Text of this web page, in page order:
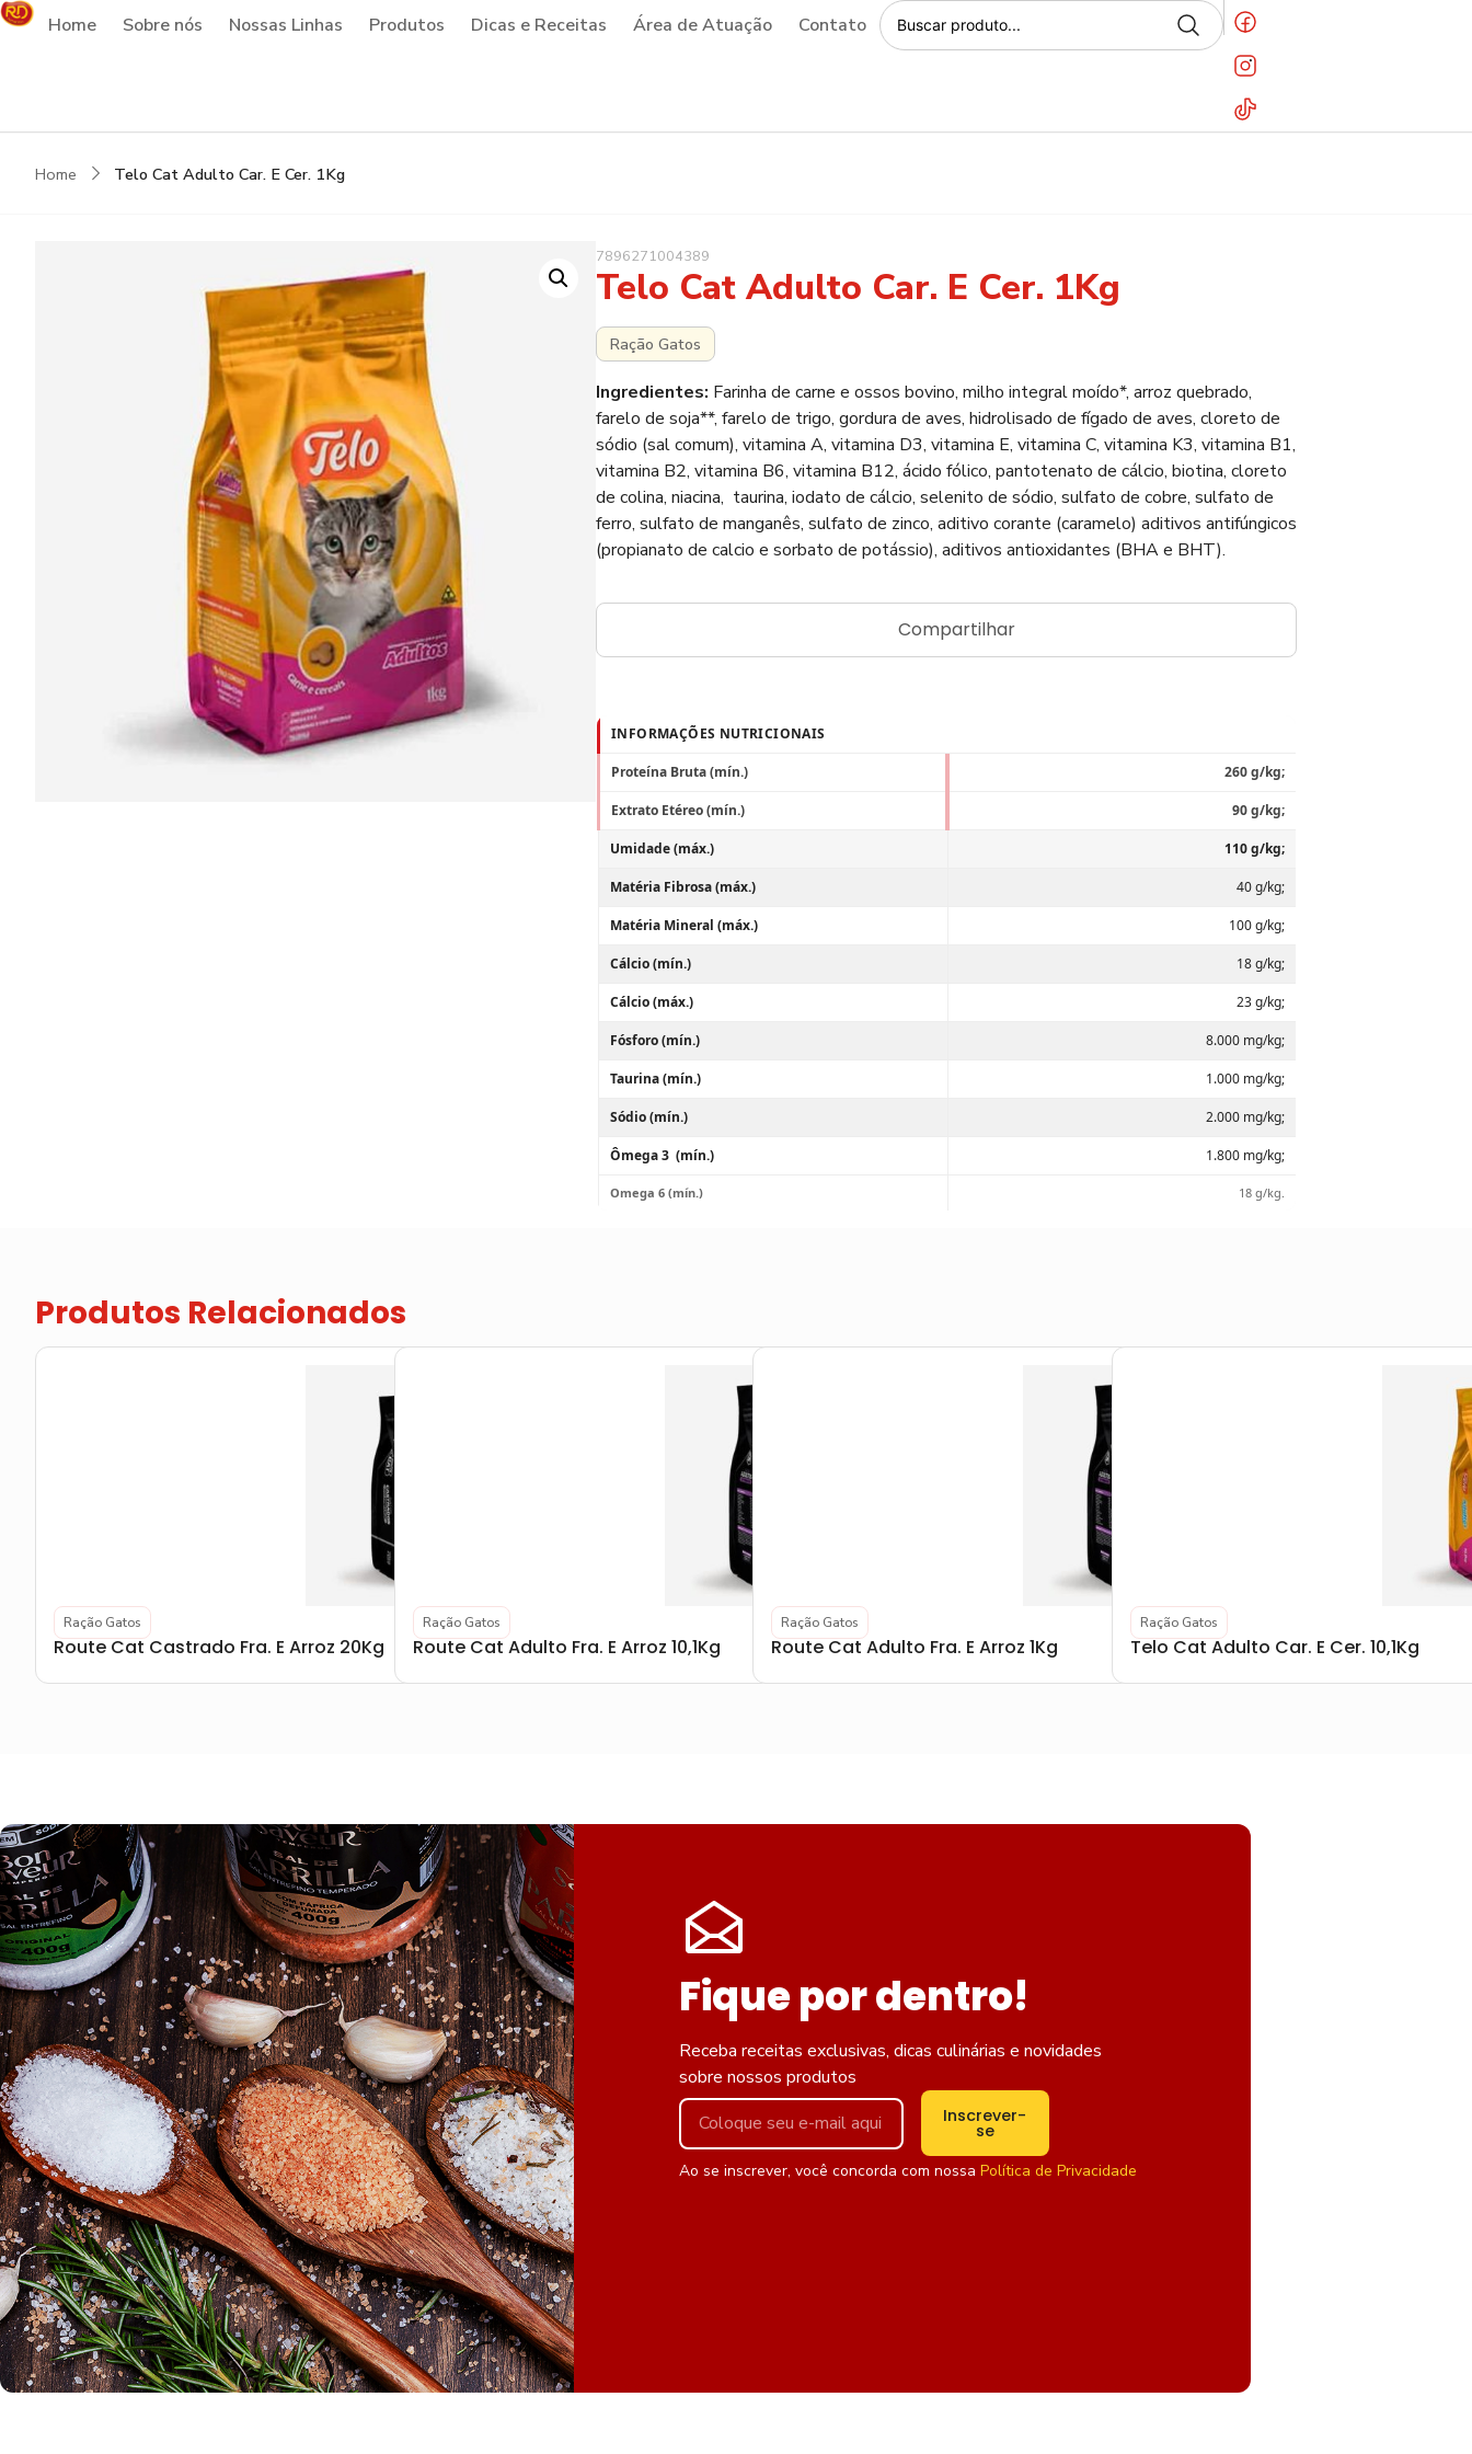
Home Sobre nós Nossas Linhas Produtos Dicas e Receitas Área de Atuação Contato
Home Telo Cat Adulto Car. E Cer. 1Kg
7896271004389
Telo Cat Adulto Car. E Cer. 1Kg
Ração Gatos
Ingredientes: Farinha de carne e ossos bovino, milho integral moído*, arroz quebrado,
farelo de soja**, farelo de trigo, gordura de aves, hidrolisado de fígado de aves, cloreto de
sódio (sal comum), vitamina A, vitamina D3, vitamina E, vitamina C, vitamina K3, vitamina B1,
vitamina B2, vitamina B6, vitamina B12, ácido fólico, pantotenato de cálcio, biotina, cloreto
de colina, niacina, taurina, iodato de cálcio, selenito de sódio, sulfato de cobre, sulfato de
ferro, sulfato de manganês, sulfato de zinco, aditivo corante (caramelo) aditivos antifúngicos
(propianato de calcio e sorbato de potássio), aditivos antioxidantes (BHA e BHT).
Compartilhar
INFORMAÇÕES NUTRICIONAIS
Proteína Bruta (mín.) 260 g/kg;
Extrato Etéreo (mín.) 90 g/kg;
Umidade (máx.) 110 g/kg;
Matéria Fibrosa (máx.) 40 g/kg;
Matéria Mineral (máx.) 100 g/kg;
Cálcio (mín.) 18 g/kg;
Cálcio (máx.) 23 g/kg;
Fósforo (mín.) 8.000 mg/kg;
Taurina (mín.) 1.000 mg/kg;
Sódio (mín.) 2.000 mg/kg;
Ômega 3 (mín.) 1.800 mg/kg;
Omega 6 (mín.) 18 g/kg.
Produtos Relacionados
Ração Gatos
Route Cat Castrado Fra. E Arroz 20Kg
Ração Gatos
Route Cat Adulto Fra. E Arroz 10,1Kg
Ração Gatos
Route Cat Adulto Fra. E Arroz 1Kg
Ração Gatos
Telo Cat Adulto Car. E Cer. 10,1Kg
Fique por dentro!
Receba receitas exclusivas, dicas culinárias e novidades
sobre nossos produtos
Inscrever-
se
Ao se inscrever, você concorda com nossa Política de Privacidade